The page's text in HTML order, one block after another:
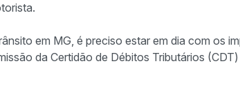
em MG, é preciso estar em dia com os
da Certidão de Débitos Tributários